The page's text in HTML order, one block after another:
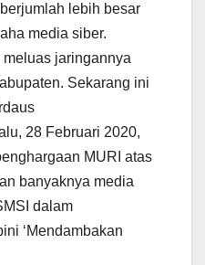
lebih besar
media siber.
meluas jaringannya
Sekarang ini
28 Februari 2020,
MURI atas
banyaknya media
dalam
‘Mendambakan